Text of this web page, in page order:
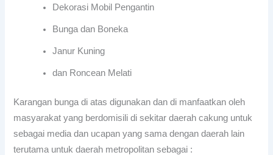
Dekorasi Mobil Pengantin
Bunga dan Boneka
Janur Kuning
dan Roncean Melati
Karangan bunga di atas digunakan dan di manfaatkan oleh
masyarakat yang berdomisili di sekitar daerah cakung untuk
sebagai media dan ucapan yang sama dengan daerah lain
terutama untuk daerah metropolitan sebagai :